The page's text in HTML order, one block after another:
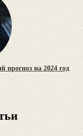
прогноз на 2024 год